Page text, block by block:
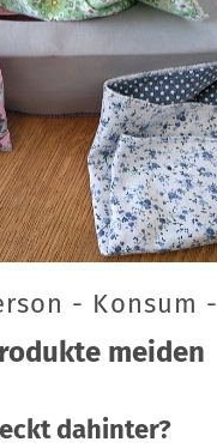
- Konsum -
meiden
dahinter?